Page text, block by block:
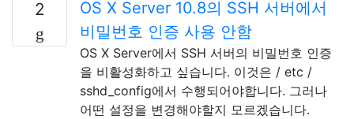
2
OS X Server 10.8의 SSH 서버에서
비밀번호 인증 사용 안함
OS X Server에서 SSH 서버의 비밀번호 인증
을 비활성화하고 싶습니다. 이것은 / etc /
sshd_config에서 수행되어야합니다. 그러나
어떤 설정을 변경해야할지 모르겠습니다.